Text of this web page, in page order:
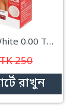
TOVCH White 0.00 TOVCH Cream White Hair
TK250
রাখুন